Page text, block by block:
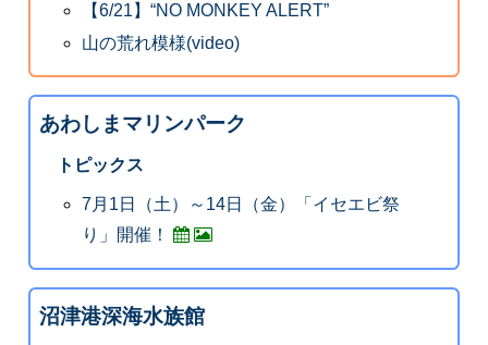
【6/21】“NO MONKEY ALERT”
山の荒れ模様(video)
あわしまマリンパーク
トピックス
7月1日（土）～14日（金）「イセエビ祭
り」開催！
沼津港深海水族館